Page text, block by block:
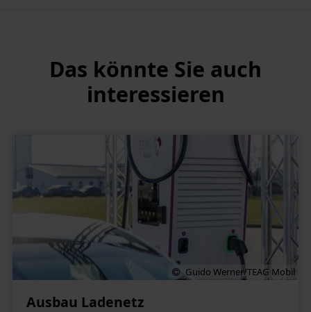
Das könnte Sie auch
interessieren
Guido Werner/TEAG Mobil
Ausbau Ladenetz